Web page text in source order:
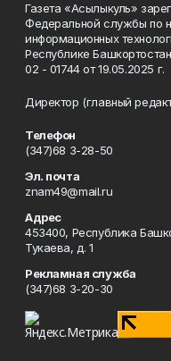
Газета «Асылыкуль»
Федеральной службы по
информационных
Республике
02 - 01744 от 19.05.2025 г.
Директор (главный
Телефон
(347)68 3-28-50
Эл. почта
znam49@mail.ru
Адрес
453400, Республика
Тукаева, д. 1
Рекламная служба
(347)68 3-20-30